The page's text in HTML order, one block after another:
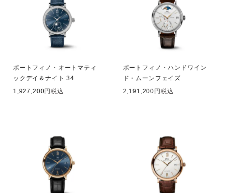
ポートフィノ・オートマティ
ックデイ＆ナイト 34
1,927,200
税込
ポートフィノ・ハンドワイン
ド・ムーンフェイズ
2,191,200
税込